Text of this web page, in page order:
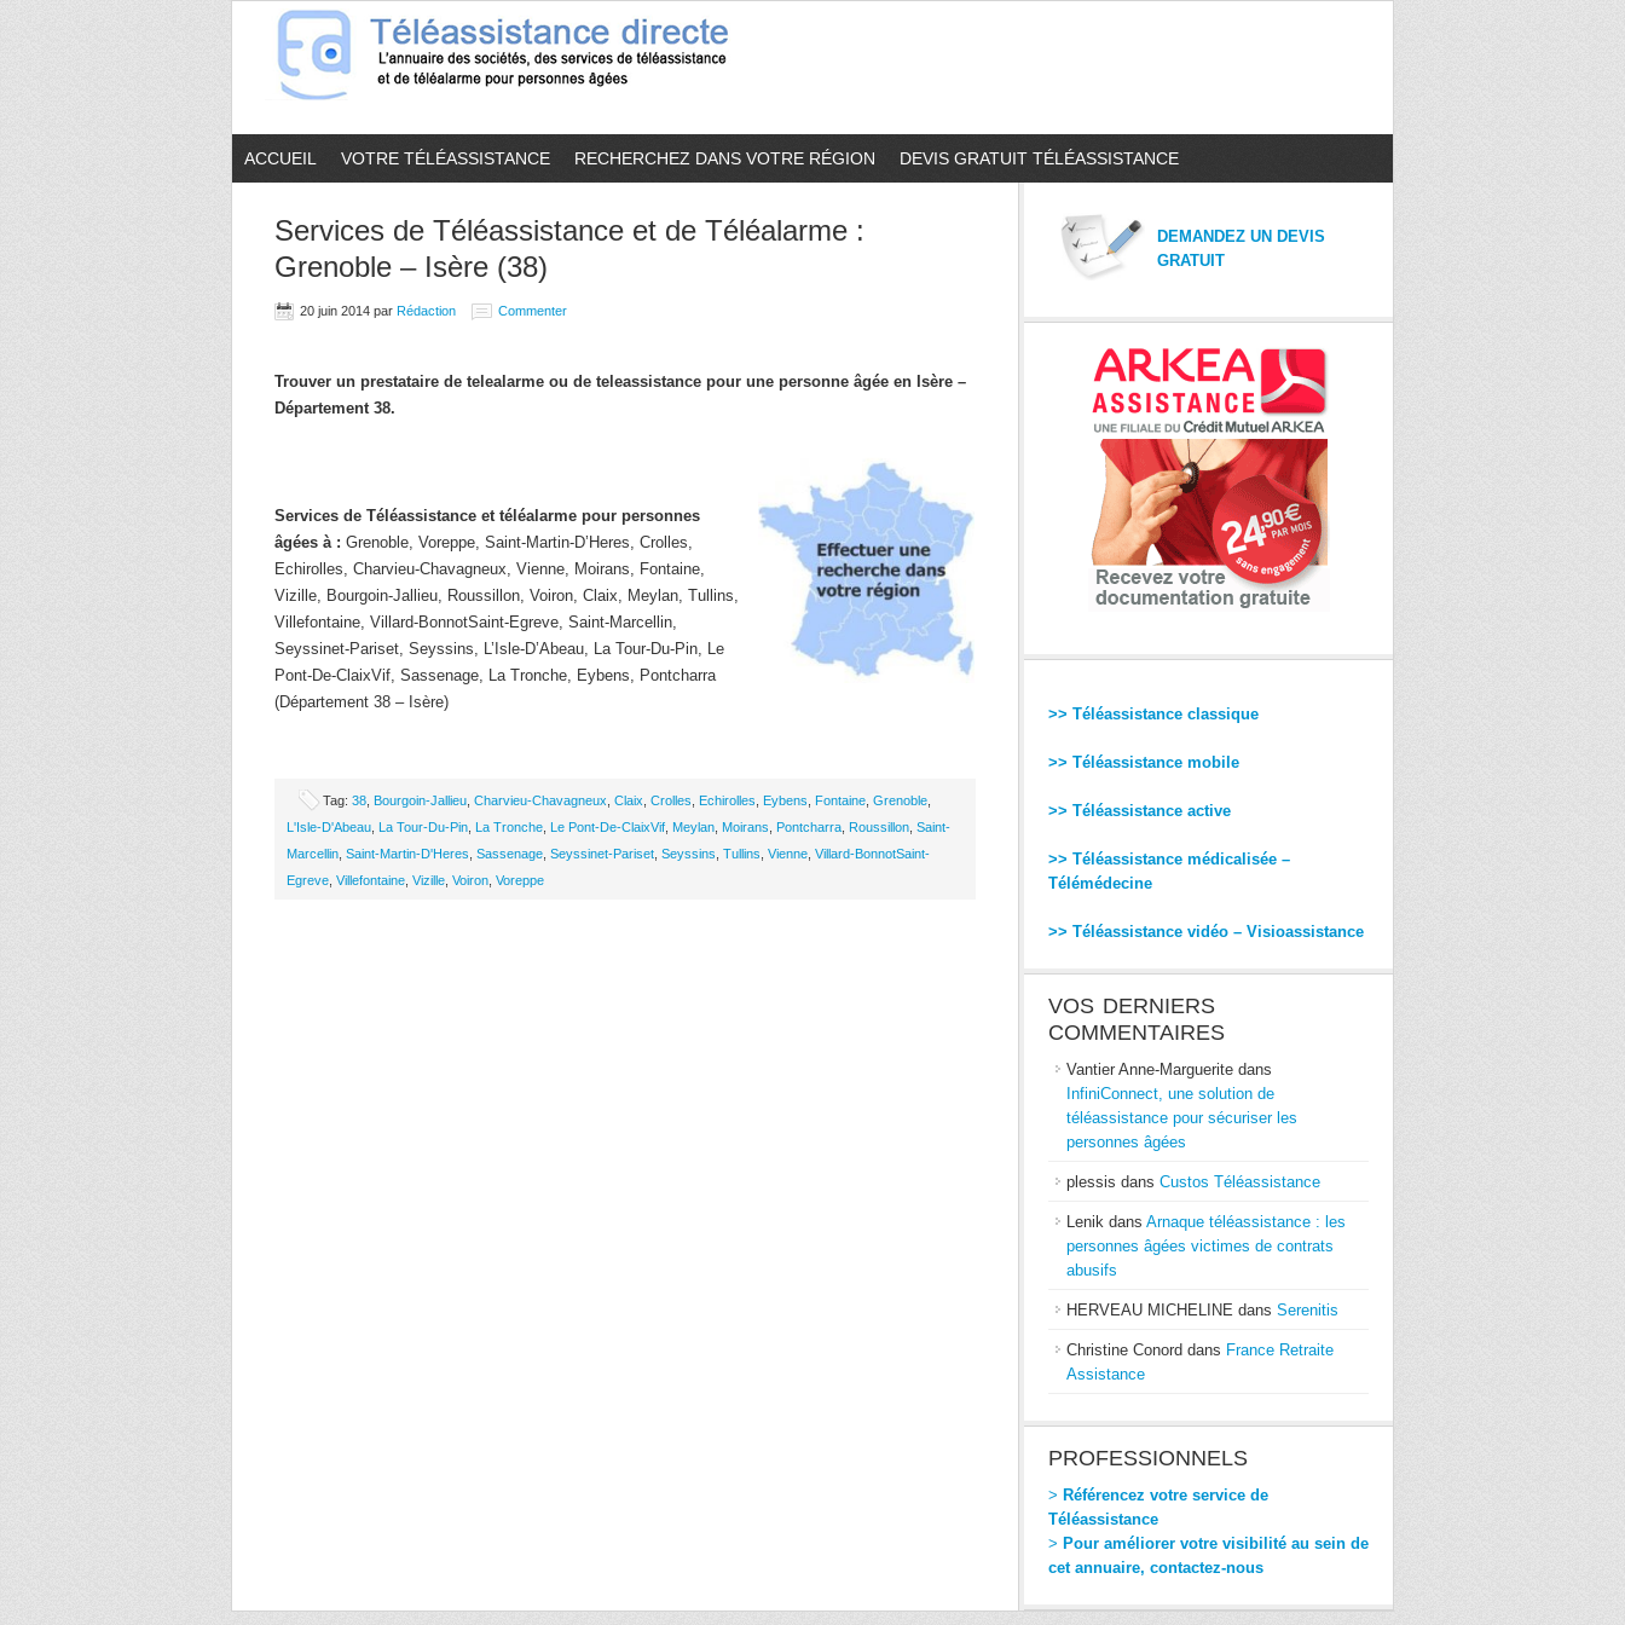
ACCUEIL VOTRE TÉLÉASSISTANCE RECHERCHEZ DANS VOTRE RÉGION DEVIS GRATUIT TÉLÉASSISTANCE
Services de Téléassistance et de Téléalarme :
Grenoble – Isère (38)
20 juin 2014 par Rédaction Commenter
Trouver un prestataire de telealarme ou de teleassistance pour une personne âgée en Isère –
Département 38.
Services de Téléassistance et téléalarme pour personnes
âgées à : Grenoble, Voreppe, Saint-Martin-D’Heres, Crolles,
Echirolles, Charvieu-Chavagneux, Vienne, Moirans, Fontaine,
Vizille, Bourgoin-Jallieu, Roussillon, Voiron, Claix, Meylan, Tullins,
Villefontaine, Villard-BonnotSaint-Egreve, Saint-Marcellin,
Seyssinet-Pariset, Seyssins, L’Isle-D’Abeau, La Tour-Du-Pin, Le
Pont-De-ClaixVif, Sassenage, La Tronche, Eybens, Pontcharra
(Département 38 – Isère)
Tag: 38 Bourgoin-Jallieu Charvieu-Chavagneux Claix Crolles Echirolles Eybens Fontaine Grenoble
L'Isle-D'Abeau La Tour-Du-Pin La Tronche Le Pont-De-ClaixVif Meylan Moirans Pontcharra Roussillon Saint-
Marcellin Saint-Martin-D'Heres Sassenage Seyssinet-Pariset Seyssins Tullins Vienne Villard-BonnotSaint-
Egreve Villefontaine Vizille Voiron Voreppe
DEMANDEZ UN DEVIS
GRATUIT
>> Téléassistance classique
>> Téléassistance mobile
>> Téléassistance active
>> Téléassistance médicalisée –
Télémédecine
>> Téléassistance vidéo – Visioassistance
VOS DERNIERS
COMMENTAIRES
Vantier Anne-Marguerite dans
InfiniConnect, une solution de
téléassistance pour sécuriser les
personnes âgées
plessis dans Custos Téléassistance
Lenik dans Arnaque téléassistance : les
personnes âgées victimes de contrats
abusifs
HERVEAU MICHELINE dans Serenitis
Christine Conord dans France Retraite
Assistance
PROFESSIONNELS
> Référencez votre service de
Téléassistance
> Pour améliorer votre visibilité au sein de
cet annuaire, contactez-nous